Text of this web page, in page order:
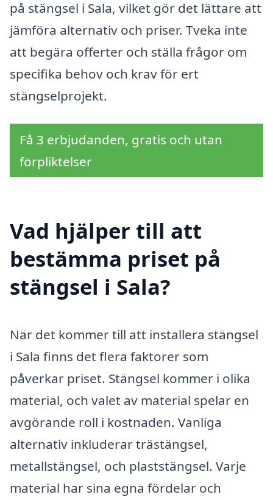
på stängsel i Sala, vilket gör det lättare att
jämföra alternativ och priser. Tveka inte
att begära offerter och ställa frågor om
specifika behov och krav för ert
stängselprojekt.
Få 3 erbjudanden, gratis och utan
förpliktelser
Vad hjälper till att
bestämma priset på
stängsel i Sala?
När det kommer till att installera stängsel
i Sala finns det flera faktorer som
påverkar priset. Stängsel kommer i olika
material, och valet av material spelar en
avgörande roll i kostnaden. Vanliga
alternativ inkluderar trästängsel,
metallstängsel, och plaststängsel. Varje
material har sina egna fördelar och